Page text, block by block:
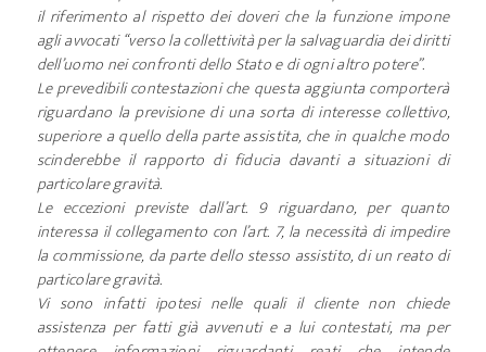
il riferimento al rispetto dei doveri che la funzione impone
agli avvocati “verso la collettività per la salvaguardia dei diritti
dell’uomo nei confronti dello Stato e di ogni altro potere”.
Le prevedibili contestazioni che questa aggiunta comporterà
riguardano la previsione di una sorta di interesse collettivo,
superiore a quello della parte assistita, che in qualche modo
scinderebbe il rapporto di fiducia davanti a situazioni di
particolare gravità.
Le eccezioni previste dall’art. 9 riguardano, per quanto
interessa il collegamento con l’art. 7, la necessità di impedire
la commissione, da parte dello stesso assistito, di un reato di
particolare gravità.
Vi sono infatti ipotesi nelle quali il cliente non chiede
assistenza per fatti già avvenuti e a lui contestati, ma per